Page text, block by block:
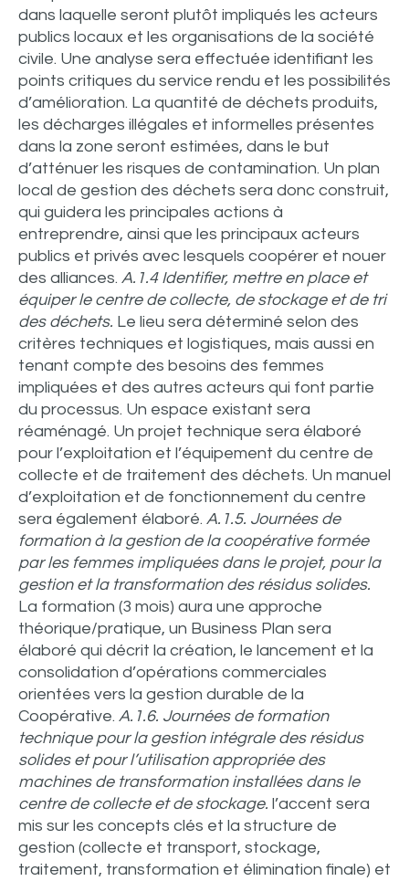
dans laquelle seront plutôt impliqués les acteurs
publics locaux et les organisations de la société
civile. Une analyse sera effectuée identifiant les
points critiques du service rendu et les possibilités
d’amélioration. La quantité de déchets produits,
les décharges illégales et informelles présentes
dans la zone seront estimées, dans le but
d’atténuer les risques de contamination. Un plan
local de gestion des déchets sera donc construit,
qui guidera les principales actions à
entreprendre, ainsi que les principaux acteurs
publics et privés avec lesquels coopérer et nouer
des alliances. A.1.4 Identifier, mettre en place et
équiper le centre de collecte, de stockage et de tri
des déchets. Le lieu sera déterminé selon des
critères techniques et logistiques, mais aussi en
tenant compte des besoins des femmes
impliquées et des autres acteurs qui font partie
du processus. Un espace existant sera
réaménagé. Un projet technique sera élaboré
pour l’exploitation et l’équipement du centre de
collecte et de traitement des déchets. Un manuel
d’exploitation et de fonctionnement du centre
sera également élaboré. A.1.5. Journées de
formation à la gestion de la coopérative formée
par les femmes impliquées dans le projet, pour la
gestion et la transformation des résidus solides.
La formation (3 mois) aura une approche
théorique/pratique, un Business Plan sera
élaboré qui décrit la création, le lancement et la
consolidation d’opérations commerciales
orientées vers la gestion durable de la
Coopérative. A.1.6. Journées de formation
technique pour la gestion intégrale des résidus
solides et pour l’utilisation appropriée des
machines de transformation installées dans le
centre de collecte et de stockage. l’accent sera
mis sur les concepts clés et la structure de
gestion (collecte et transport, stockage,
traitement, transformation et élimination finale) et